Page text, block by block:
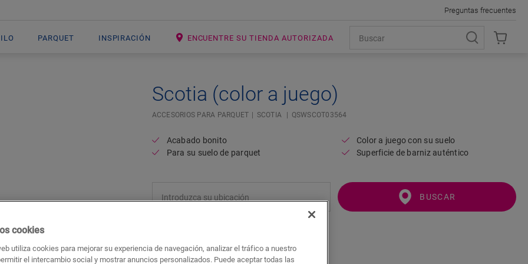
PARQUET INSPIRACIÓN ENCUENTRE SU TIENDA AUTORIZADA
Preguntas frecuentes
Scotia (color a juego)
ACCESORIOS PARA PARQUET SCOTIA QSWSCOT03564
Acabado bonito
Para su suelo de parquet
Color a juego con su suelo
Superficie de barniz auténtico
BUSCAR
cookies
utiliza cookies para mejorar su experiencia de navegación, analizar el tráfico a nuestro
el intercambio social y mostrar anuncios personalizados. Puede aceptar todas las